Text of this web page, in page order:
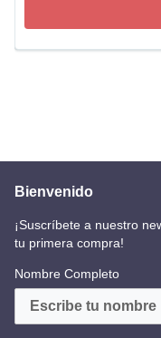
Bienvenido
¡Suscríbete a nuestro
tu primera compra!
Nombre Completo